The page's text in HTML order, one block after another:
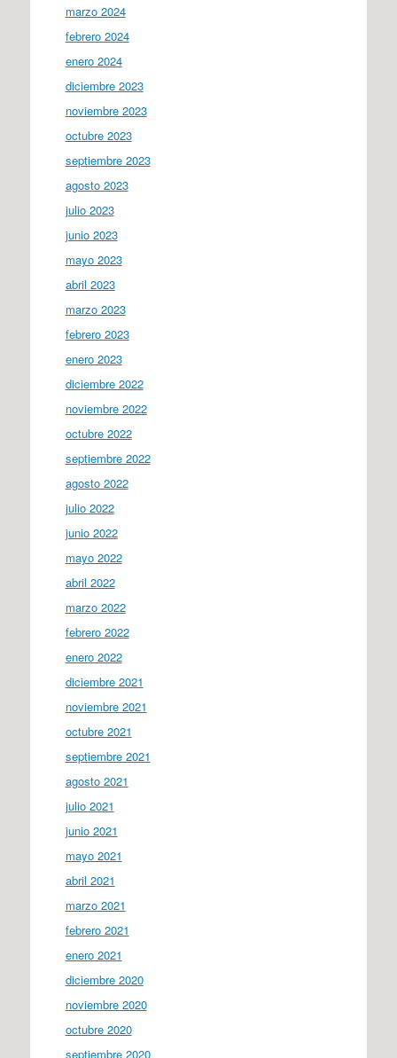
marzo 2024
febrero 2024
enero 2024
diciembre 2023
noviembre 2023
octubre 2023
septiembre 2023
agosto 2023
julio 2023
junio 2023
mayo 2023
abril 2023
marzo 2023
febrero 2023
enero 2023
diciembre 2022
noviembre 2022
octubre 2022
septiembre 2022
agosto 2022
julio 2022
junio 2022
mayo 2022
abril 2022
marzo 2022
febrero 2022
enero 2022
diciembre 2021
noviembre 2021
octubre 2021
septiembre 2021
agosto 2021
julio 2021
junio 2021
mayo 2021
abril 2021
marzo 2021
febrero 2021
enero 2021
diciembre 2020
noviembre 2020
octubre 2020
septiembre 2020